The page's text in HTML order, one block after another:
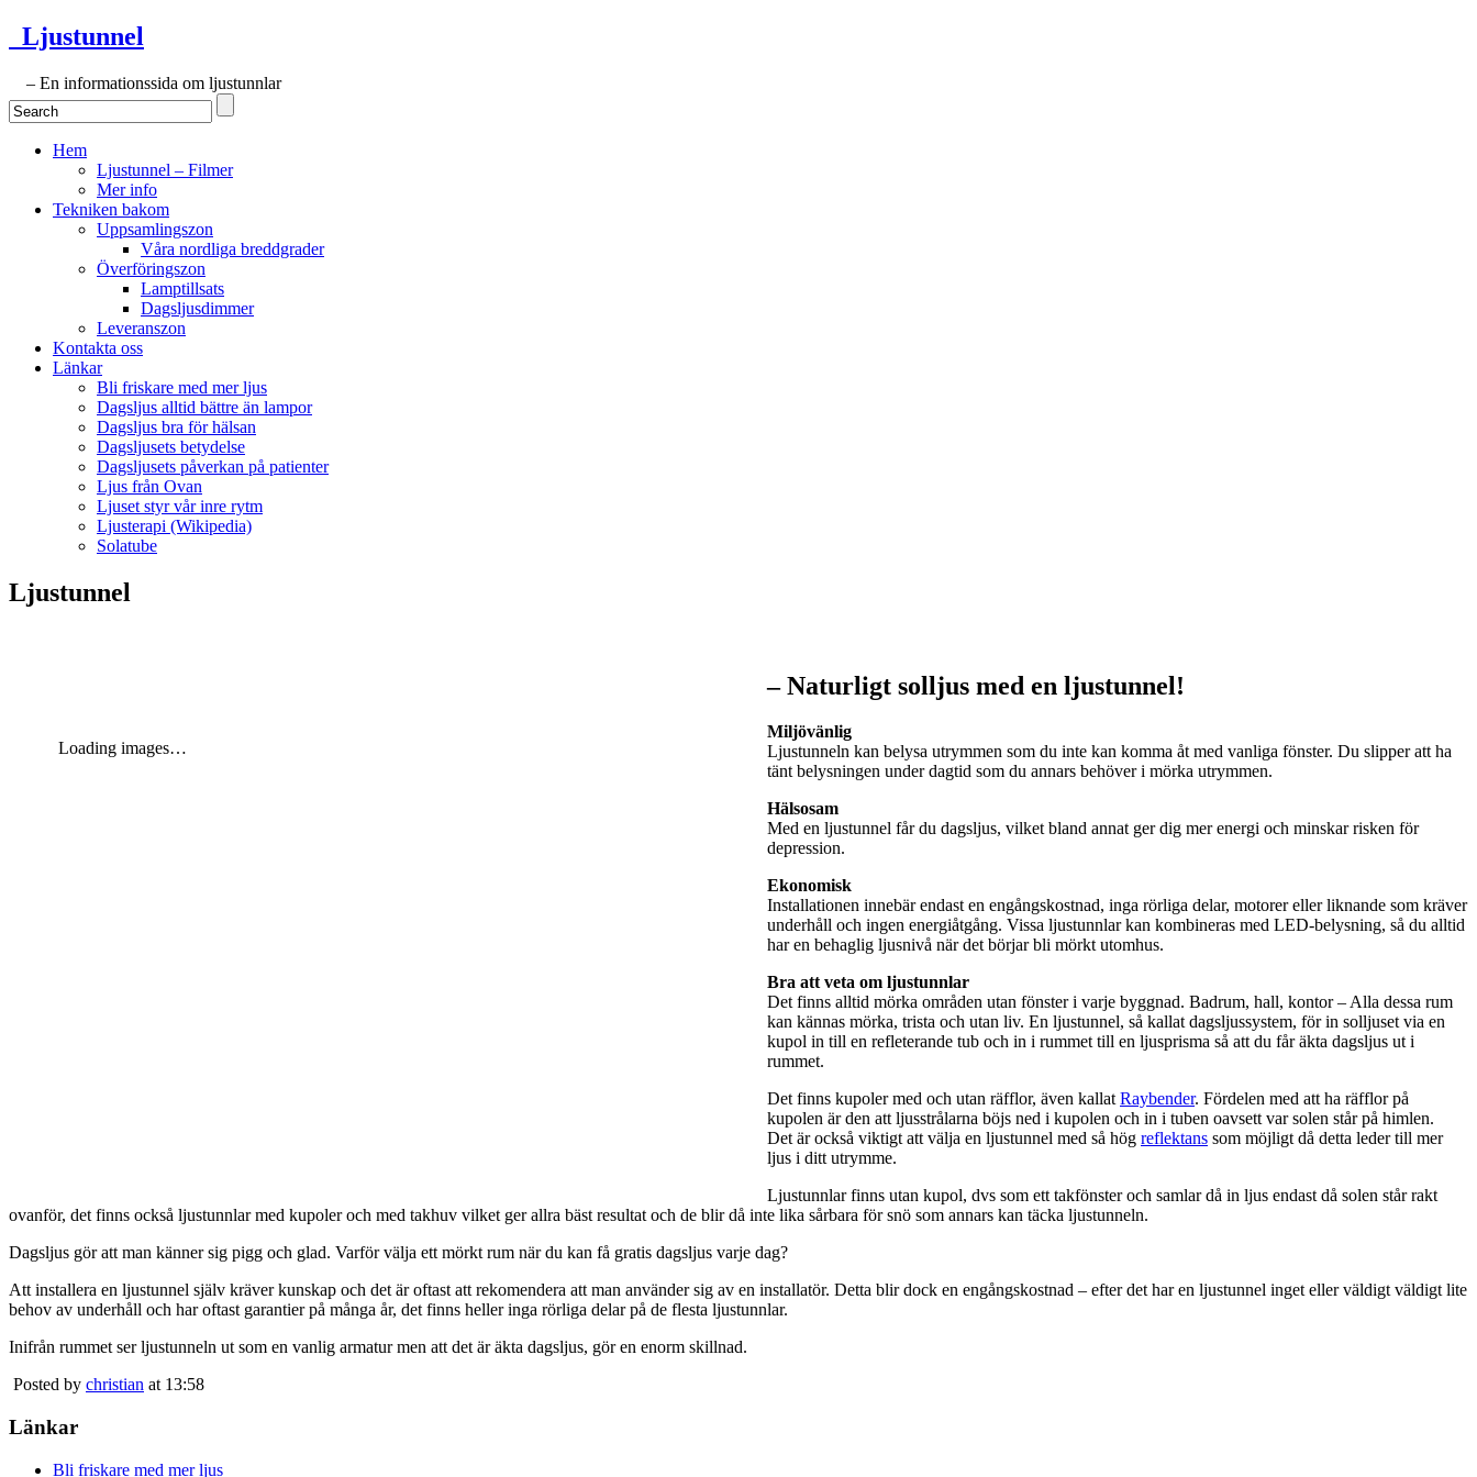
Ljustunnel
– En informationssida om ljustunnlar
Hem
Ljustunnel – Filmer
Mer info
Tekniken bakom
Uppsamlingszon
Våra nordliga breddgrader
Överföringszon
Lamptillsats
Dagsljusdimmer
Leveranszon
Kontakta oss
Länkar
Bli friskare med mer ljus
Dagsljus alltid bättre än lampor
Dagsljus bra för hälsan
Dagsljusets betydelse
Dagsljusets påverkan på patienter
Ljus från Ovan
Ljuset styr vår inre rytm
Ljusterapi (Wikipedia)
Solatube
Ljustunnel
Loading images…
– Naturligt solljus med en ljustunnel!
Miljövänlig
Ljustunneln kan belysa utrymmen som du inte kan komma åt med vanliga fönster. Du slipper att ha
tänt belysningen under dagtid som du annars behöver i mörka utrymmen.
Hälsosam
Med en ljustunnel får du dagsljus, vilket bland annat ger dig mer energi och minskar risken för
depression.
Ekonomisk
Installationen innebär endast en engångskostnad, inga rörliga delar, motorer eller liknande som kräver
underhåll och ingen energiåtgång. Vissa ljustunnlar kan kombineras med LED-belysning, så du alltid
har en behaglig ljusnivå när det börjar bli mörkt utomhus.
Bra att veta om ljustunnlar
Det finns alltid mörka områden utan fönster i varje byggnad. Badrum, hall, kontor – Alla dessa rum
kan kännas mörka, trista och utan liv. En ljustunnel, så kallat dagsljussystem, för in solljuset via en
kupol in till en refleterande tub och in i rummet till en ljusprisma så att du får äkta dagsljus ut i
rummet.
Det finns kupoler med och utan räfflor, även kallatRaybender. Fördelen med att ha räfflor på
kupolen är den att ljusstrålarna böjs ned i kupolen och in i tuben oavsett var solen står på himlen.
Det är också viktigt att välja en ljustunnel med så hög reflektans som möjligt då detta leder till mer
ljus i ditt utrymme.
Ljustunnlar finns utan kupol, dvs som ett takfönster och samlar då in ljus endast då solen står rakt
ovanför, det finns också ljustunnlar med kupoler och med takhuv vilket ger allra bäst resultat och de blir då inte lika sårbara för snö som annars kan täcka ljustunneln.
Dagsljus gör att man känner sig pigg och glad. Varför välja ett mörkt rum när du kan få gratis dagsljus varje dag?
Att installera en ljustunnel själv kräver kunskap och det är oftast att rekomendera att man använder sig av en installatör. Detta blir dock en engångskostnad – efter det har en ljustunnel inget eller väldigt väldigt lite
behov av underhåll och har oftast garantier på många år, det finns heller inga rörliga delar på de flesta ljustunnlar.
Inifrån rummet ser ljustunneln ut som en vanlig armatur men att det är äkta dagsljus, gör en enorm skillnad.
Posted by christian at 13:58
Länkar
Bli friskare med mer ljus